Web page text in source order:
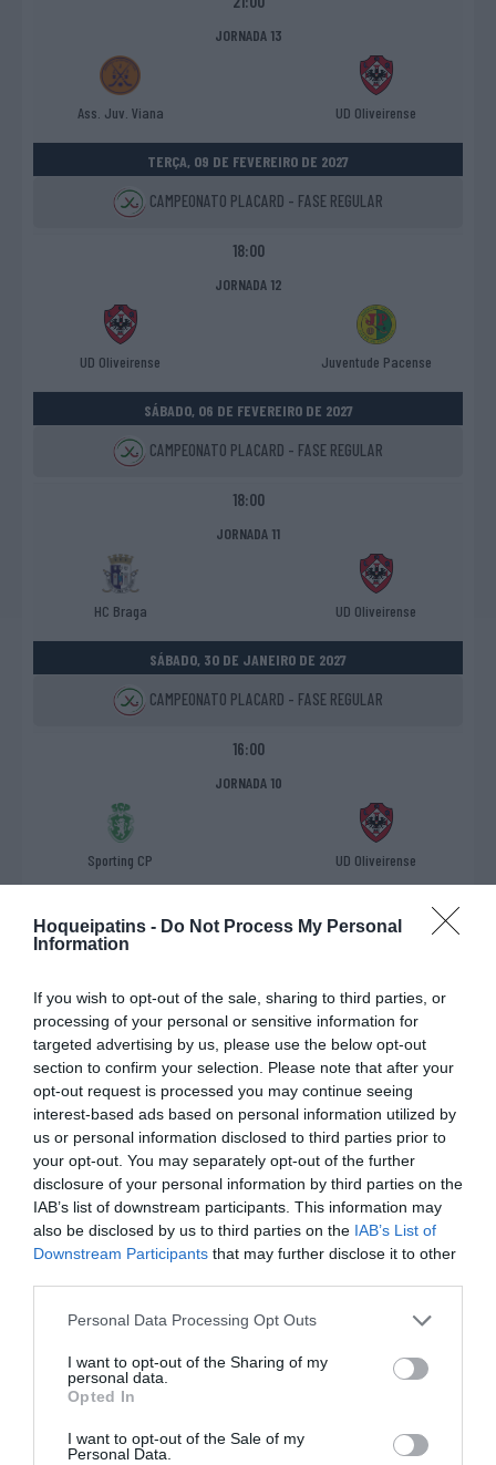
Hoqueipatins - Do Not Process My Personal
Information
If you wish to opt-out of the sale, sharing to third parties, or
processing of your personal or sensitive information for
targeted advertising by us, please use the below opt-out
section to confirm your selection. Please note that after your
opt-out request is processed you may continue seeing
interest-based ads based on personal information utilized by
us or personal information disclosed to third parties prior to
your opt-out. You may separately opt-out of the further
disclosure of your personal information by third parties on the
IAB’s list of downstream participants. This information may
also be disclosed by us to third parties on the IAB’s List of
Downstream Participants that may further disclose it to other
Personal Data Processing Opt Outs
I want to opt-out of the Sharing of my
personal data.
Opted In
I want to opt-out of the Sale of my
Personal Data.
JORNADA 13
Ass. Juv. Viana UD Oliveirense
TERÇA, 09 DE FEVEREIRO DE 2027
CAMPEONATO PLACARD - FASE REGULAR
18:00
JORNADA 12
UD Oliveirense Juventude Pacense
SÁBADO, 06 DE FEVEREIRO DE 2027
CAMPEONATO PLACARD - FASE REGULAR
18:00
JORNADA 11
HC Braga UD Oliveirense
SÁBADO, 30 DE JANEIRO DE 2027
CAMPEONATO PLACARD - FASE REGULAR
16:00
JORNADA 10
Sporting CP UD Oliveirense
18:00
JORNADA 9
UD Oliveirense Riba d'Ave HC
SÁBADO, 09 DE JANEIRO DE 2027
CAMPEONATO PLACARD - FASE REGULAR
15:00
FC Porto UD Oliveirense
CAMPEONATO PLACARD - FASE REGULAR